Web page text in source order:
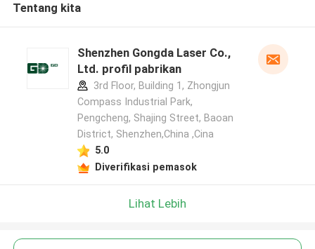
Tentang kita
Shenzhen Gongda Laser Co.,
Ltd. profil pabrikan
3rd Floor, Building 1, Zhongjun
Compass Industrial Park,
Pengcheng, Shajing Street, Baoan
District, Shenzhen,China ,Cina
5.0
Diverifikasi pemasok
Lihat Lebih